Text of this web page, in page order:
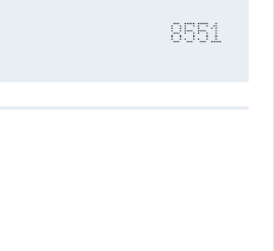
8551